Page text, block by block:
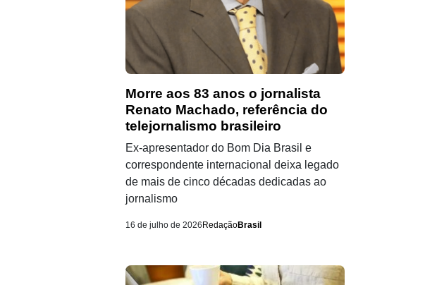
Morre aos 83 anos o jornalista
Renato Machado, referência do
telejornalismo brasileiro
Ex-apresentador do Bom Dia Brasil e
correspondente internacional deixa legado
de mais de cinco décadas dedicadas ao
jornalismo
16 de julho de 2026 RedaçãoBrasil